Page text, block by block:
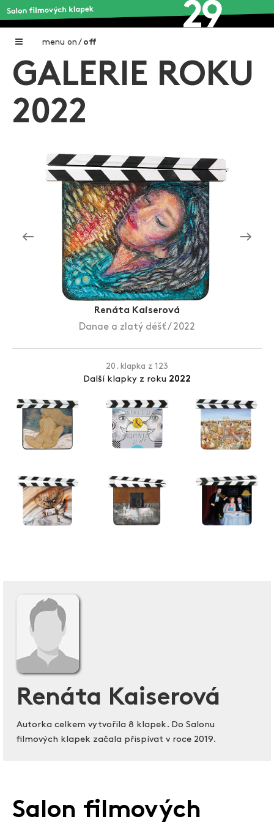
menu on / off
Home
Galerie filmových klapek
O projektu
Aktuální výstavy
Aukce filmových klapek
Aktuality
Zlín Film Festival
GALERIE ROKU
2022
Renáta Kaiserová
Danae a zlatý déšť / 2022
20. klapka z 123
Další klapky z roku 2022
Renáta Kaiserová
Autorka celkem vytvořila 8 klapek. Do Salonu
filmových klapek začala přispívat v roce 2019.
Salon filmových